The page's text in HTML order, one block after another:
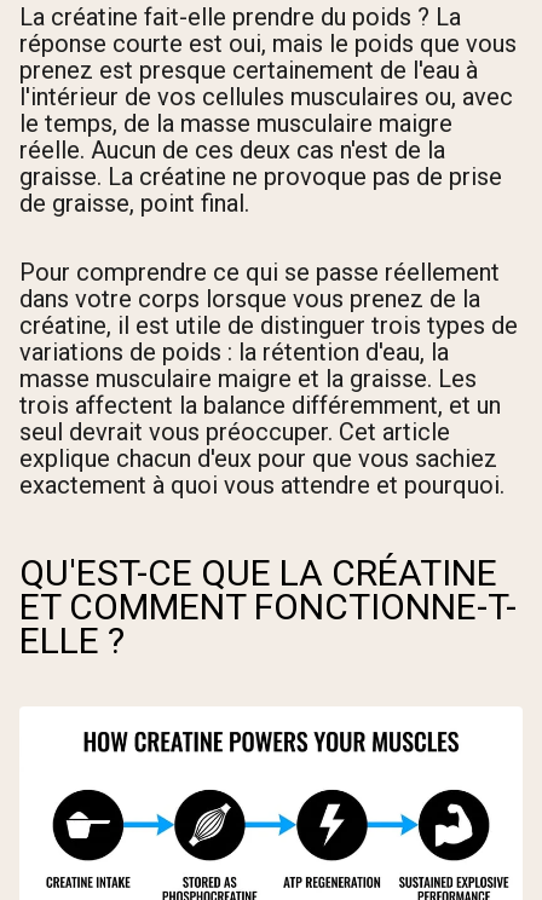
La créatine fait-elle prendre du poids ? La
réponse courte est oui, mais le poids que vous
prenez est presque certainement de l'eau à
l'intérieur de vos cellules musculaires ou, avec
le temps, de la masse musculaire maigre
réelle. Aucun de ces deux cas n'est de la
graisse. La créatine ne provoque pas de prise
de graisse, point final.
Pour comprendre ce qui se passe réellement
dans votre corps lorsque vous prenez de la
créatine, il est utile de distinguer trois types de
variations de poids : la rétention d'eau, la
masse musculaire maigre et la graisse. Les
trois affectent la balance différemment, et un
seul devrait vous préoccuper. Cet article
explique chacun d'eux pour que vous sachiez
exactement à quoi vous attendre et pourquoi.
QU'EST-CE QUE LA CRÉATINE
ET COMMENT FONCTIONNE-T-
ELLE ?